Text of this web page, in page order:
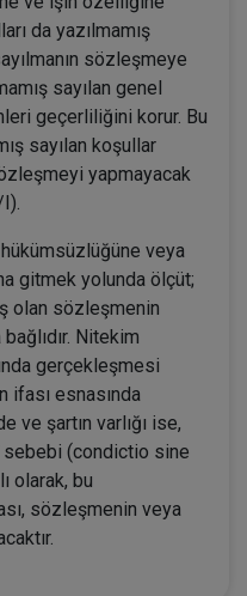
da yazılmamış
sözleşmeye
sayılan genel
geçerliliğini korur. Bu
sayılan koşullar
yapmayacak
veya
gitmek yolunda ölçüt;
olan sözleşmenin
Nitekim
gerçekleşmesi
ifası esnasında
ve şartın varlığı ise,
sebebi (condictio sine
olarak, bu
sözleşmenin veya